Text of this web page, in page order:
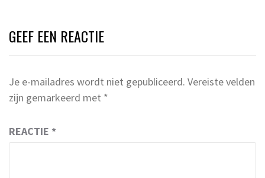
GEEF EEN REACTIE
Je e-mailadres wordt niet gepubliceerd. Vereiste velden
zijn gemarkeerd met *
REACTIE *